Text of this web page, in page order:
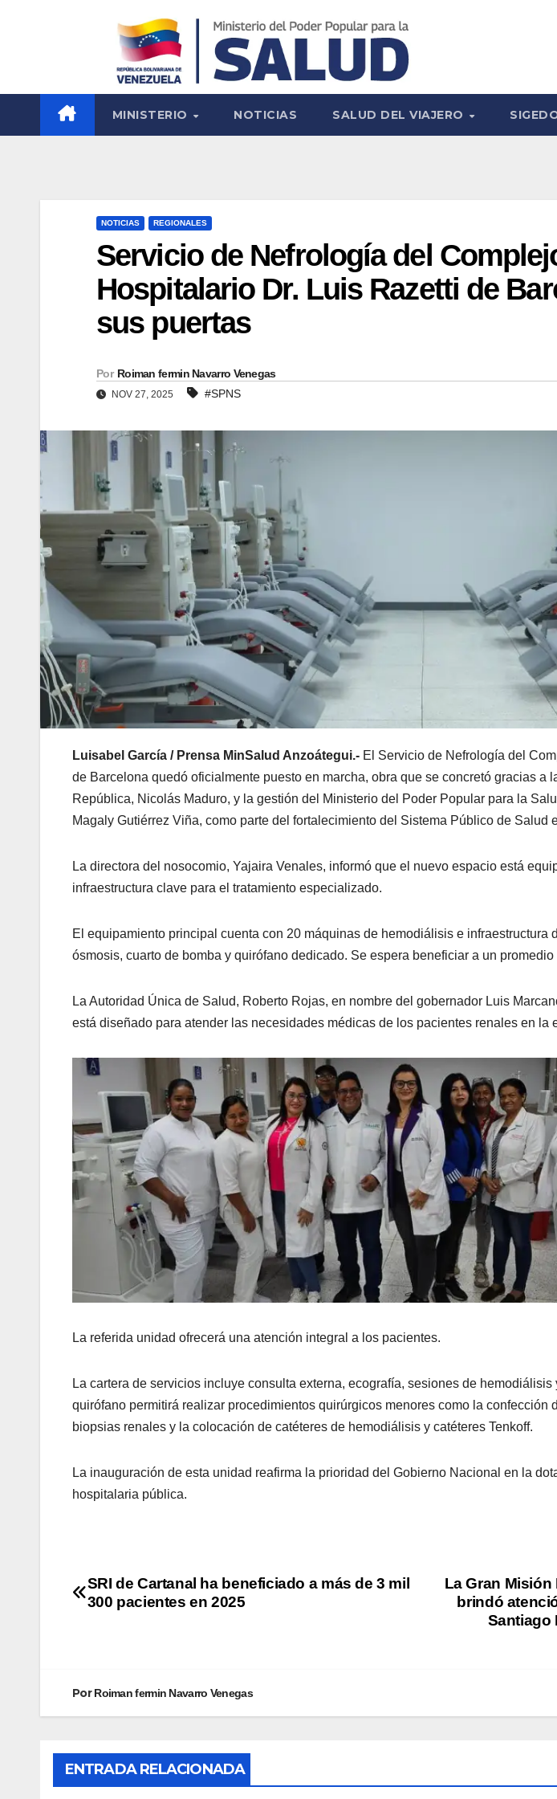
MINISTERIO NOTICIAS SALUD DEL VIAJERO
NOTICIAS REGIONALES
Servicio de Nefrología del
Hospitalario Dr. Luis Razetti de
sus puertas
Por Roiman fermin Navarro Venegas
NOV 27, 2025 #SPNS
Luisabel García / Prensa MinSalud Anzoátegui.- El Servicio de Nefrología del
de Barcelona quedó oficialmente puesto en marcha, obra que se concretó gracias a
República, Nicolás Maduro, y la gestión del Ministerio del Poder Popular para la
Magaly Gutiérrez Viña, como parte del fortalecimiento del Sistema Público de Salud
La directora del nosocomio, Yajaira Venales, informó que el nuevo espacio está
infraestructura clave para el tratamiento especializado.
El equipamiento principal cuenta con 20 máquinas de hemodiálisis e infraestructura
ósmosis, cuarto de bomba y quirófano dedicado. Se espera beneficiar a un
La Autoridad Única de Salud, Roberto Rojas, en nombre del gobernador Luis
está diseñado para atender las necesidades médicas de los pacientes renales en la
La referida unidad ofrecerá una atención integral a los pacientes.
La cartera de servicios incluye consulta externa, ecografía, sesiones de hemodiálisis
quirófano permitirá realizar procedimientos quirúrgicos menores como la confección
biopsias renales y la colocación de catéteres de hemodiálisis y catéteres Tenkoff.
La inauguración de esta unidad reafirma la prioridad del Gobierno Nacional en la
hospitalaria pública.
La Gran
brindó
Santiago
SRI de Cartanal ha beneficiado a más de 3 mil
300 pacientes en 2025
PorRoiman fermin Navarro Venegas
ENTRADA RELACIONADA